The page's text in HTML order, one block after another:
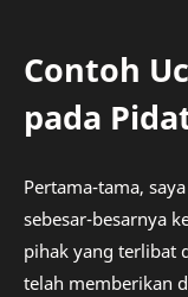
Contoh
pada
Pertama-tama,
sebesar-besarnya
pihak yang terlibat
telah memberikan